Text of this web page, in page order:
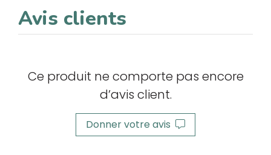
Avis clients
Ce produit ne comporte pas encore
d’avis client.
Donner votre avis